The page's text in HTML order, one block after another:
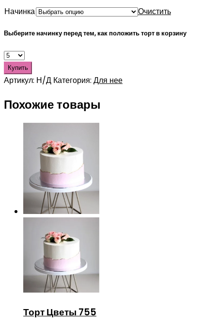
Начинка
Очистить
Выберите начинку перед тем, как положить торт в корзину
Купить
Артикул: Н/Д Категория: Для нее
Похожие товары
Торт Цветы 755